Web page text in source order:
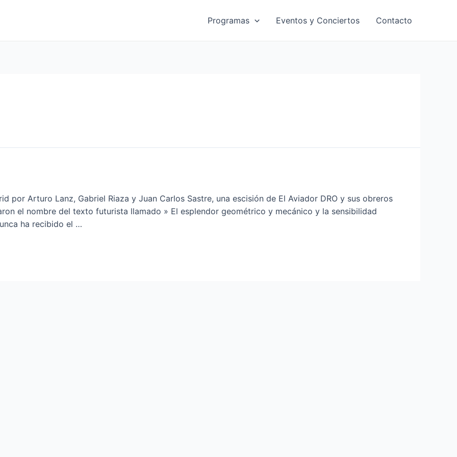
Programas Eventos y Conciertos Contacto
por Arturo Lanz, Gabriel Riaza y Juan Carlos Sastre, una escisión de El Aviador DRO y sus obreros
el nombre del texto futurista llamado » El esplendor geométrico y mecánico y la sensibilidad
ha recibido el …